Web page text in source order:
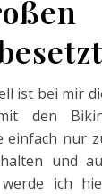
ist bei mir
den
einfach nur
und
ich